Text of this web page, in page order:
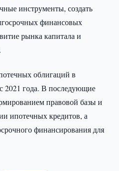
инструменты, создать
финансовых
рынка капитала и
облигаций в
2021 года. В последующие
правовой базы и
ипотечных кредитов, а
финансирования для